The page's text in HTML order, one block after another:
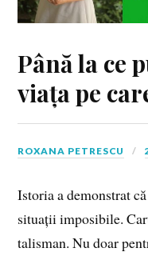
Până la ce
viața pe
ROXANA PETRESCU
Istoria a demonstrat
situații imposibile.
talisman. Nu doar